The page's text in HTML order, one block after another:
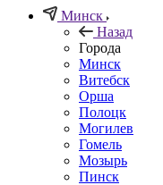
Минск
Назад
Города
Минск
Витебск
Орша
Полоцк
Могилев
Гомель
Мозырь
Пинск